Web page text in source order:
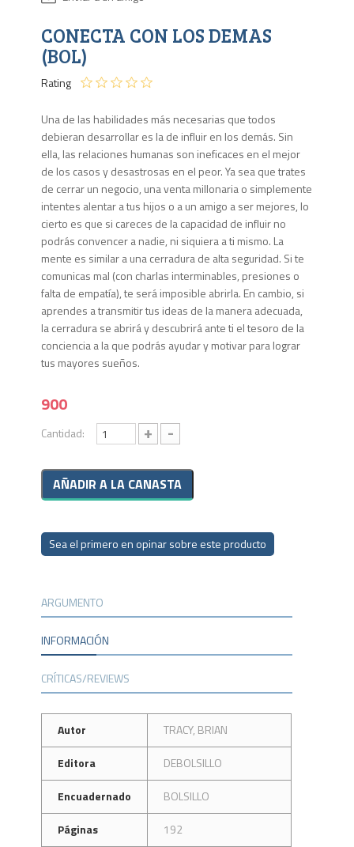
CONECTA CON LOS DEMAS
(BOL)
Rating
Una de las habilidades más necesarias que todos
debieran desarrollar es la de influir en los demás. Sin
ella, las relaciones humanas son ineficaces en el mejor
de los casos y desastrosas en el peor. Ya sea que trates
de cerrar un negocio, una venta millonaria o simplemente
intentes alentar a tus hijos o a un amigo a ser mejores, lo
cierto es que si careces de la capacidad de influir no
podrás convencer a nadie, ni siquiera a ti mismo. La
mente es similar a una cerradura de alta seguridad. Si te
comunicas mal (con charlas interminables, presiones o
falta de empatía), te será imposible abrirla. En cambio, si
aprendes a transmitir tus ideas de la manera adecuada,
la cerradura se abrirá y descubrirá ante ti el tesoro de la
conciencia a la que podrás ayudar y motivar para lograr
tus mayores sueños.
900
Cantidad: + -
Sea el primero en opinar sobre este producto
ARGUMENTO
INFORMACIÓN
CRÍTICAS/REVIEWS
Autor
TRACY, BRIAN
Editora
DEBOLSILLO
Encuadernado
BOLSILLO
Páginas
192